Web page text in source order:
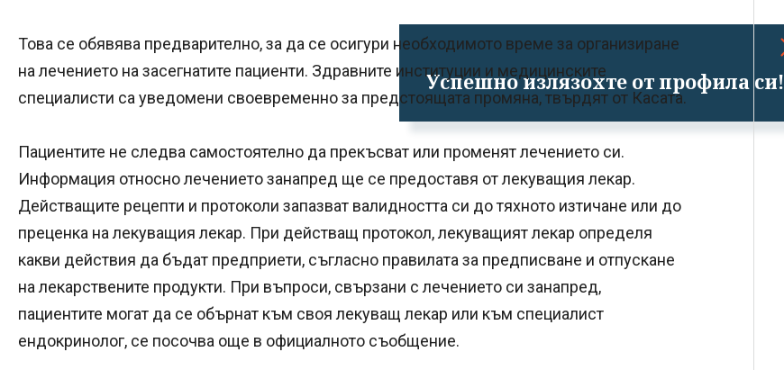
Успешно излязохте от профила си!
Това се обявява предварително, за да се осигури необходимото време за организиране
на лечението на засегнатите пациенти. Здравните институции и медицинските
специалисти са уведомени своевременно за предстоящата промяна, твърдят от Касата.
Пациентите не следва самостоятелно да прекъсват или променят лечението си.
Информация относно лечението занапред ще се предоставя от лекуващия лекар.
Действащите рецепти и протоколи запазват валидността си до тяхното изтичане или до
преценка на лекуващия лекар. При действащ протокол, лекуващият лекар определя
какви действия да бъдат предприети, съгласно правилата за предписване и отпускане
на лекарствените продукти. При въпроси, свързани с лечението си занапред,
пациентите могат да се обърнат към своя лекуващ лекар или към специалист
ендокринолог, се посочва още в официалното съобщение.